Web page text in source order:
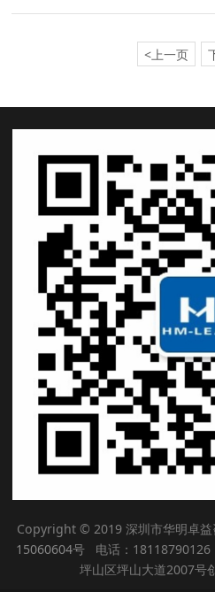
建设咨询项目！
<上一页
Copyright © 2019 深圳市华明卓
15060604号 电话：
坪山区坪山大道2007号